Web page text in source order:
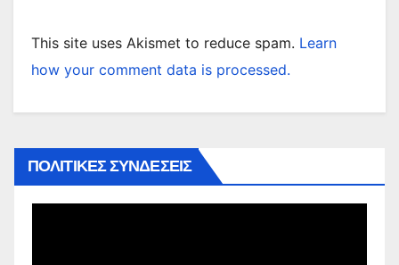
This site uses Akismet to reduce spam. Learn
how your comment data is processed.
ΠΟΛΙΤΙΚΕΣ ΣΥΝΔΕΣΕΙΣ